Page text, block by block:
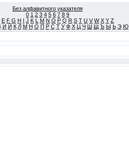
Без алфавитного указателя
0 1 2 3 4 5 6 7 8 9
E F G H I J K L M N O P Q R S T U V W X Y Z
И Й К Л М Н О П Р С Т У Ф Х Ц Ч Ш Щ Ъ Ы Ь Э Ю